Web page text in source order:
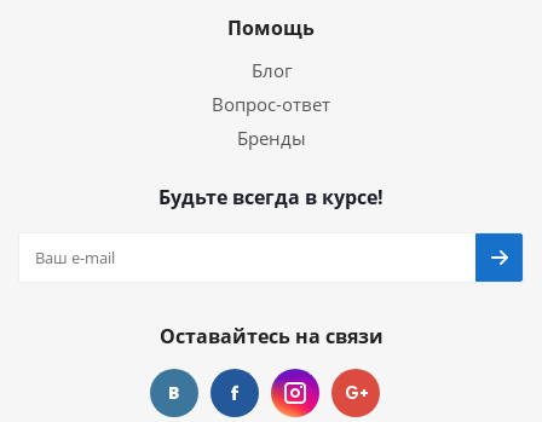
Помощь
Блог
Вопрос-ответ
Бренды
Будьте всегда в курсе!
Оставайтесь на связи